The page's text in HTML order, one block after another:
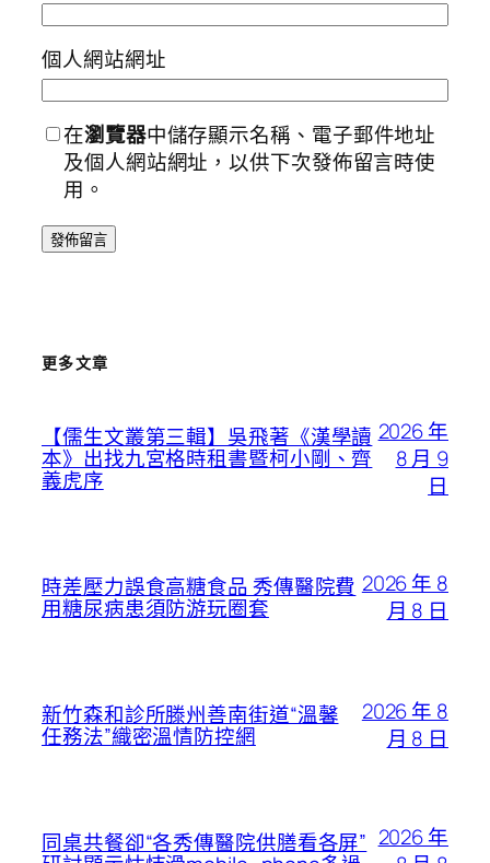
個人網站網址
在瀏覽器中儲存顯示名稱、電子郵件地址
及個人網站網址，以供下次發佈留言時使
用。
更多文章
【儒生文叢第三輯】吳飛著《漢學讀
本》出找九宮格時租書暨柯小剛、齊
義虎序
2026 年
8 月 9
日
時差壓力誤食高糖食品 秀傳醫院費
用糖尿病患須防游玩圈套
2026 年 8
月 8 日
新竹森和診所滕州善南街道“溫馨
任務法”織密溫情防控網
2026 年 8
月 8 日
同桌共餐卻“各秀傳醫院供膳看各屏” 2026 年